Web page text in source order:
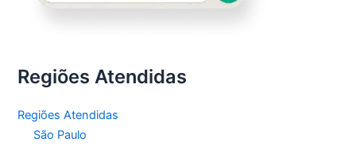
Regiões Atendidas
Regiões Atendidas
São Paulo